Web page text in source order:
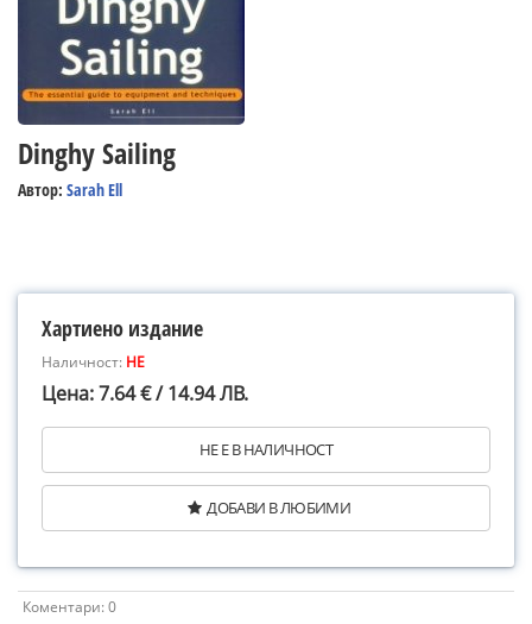
Dinghy Sailing
Автор: Sarah Ell
Хартиено издание
Наличност: НЕ
Цена: 7.64 € / 14.94 ЛВ.
НЕ Е В НАЛИЧНОСТ
ДОБАВИ В ЛЮБИМИ
Коментари: 0